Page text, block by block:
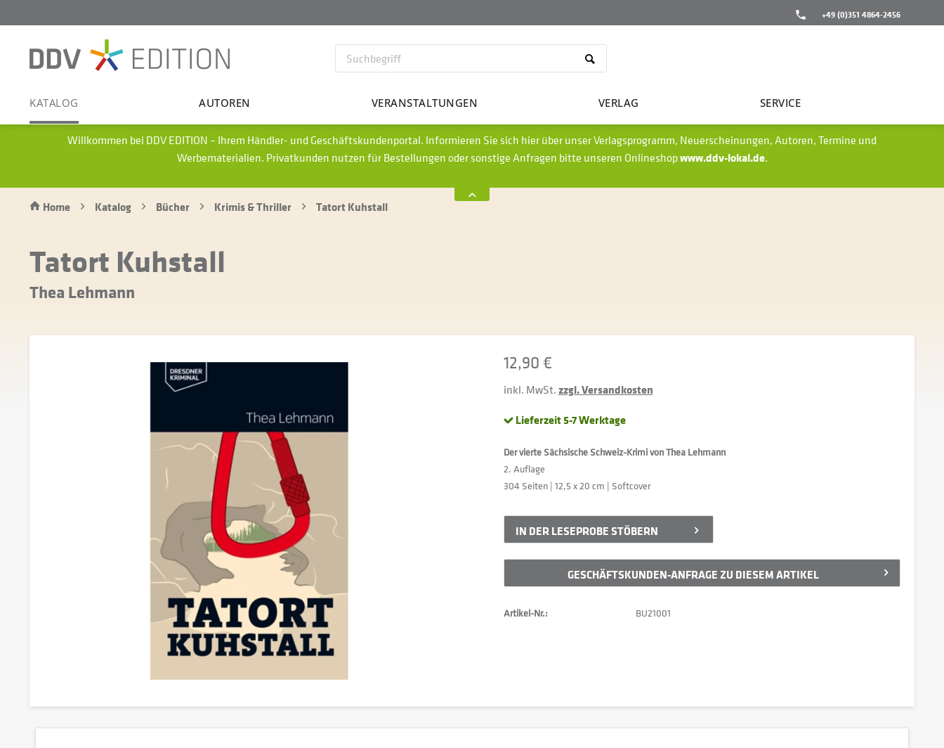
+49 (0)351 4864-2456
KATALOG AUTOREN VERAN­STAL­TUNGEN VERLAG SERVICE
Willkommen bei DDV EDITION – Ihrem Händler- und Geschäftskundenportal. Informieren Sie sich hier über unser Verlagsprogramm, Neuerscheinungen, Autoren, Termine und
Werbematerialien. Privatkunden nutzen für Bestellungen oder sonstige Anfragen bitte unseren Onlineshopwww.ddv-lokal.de.
Home Katalog Bücher Krimis & Thriller Tatort Kuhstall
Tatort Kuhstall
Thea Lehmann
12,90 €
inkl. MwSt.zzgl. Versandkosten
Lieferzeit 5-7 Werktage
Der vierte Sächsische Schweiz-Krimi von Thea Lehmann
2. Auflage
304 Seiten | 12,5 x 20 cm | Softcover
IN DER LESEPROBE STÖBERN
GESCHÄFTSKUNDEN-ANFRAGE ZU DIESEM ARTIKEL
Artikel-Nr.: BU21001